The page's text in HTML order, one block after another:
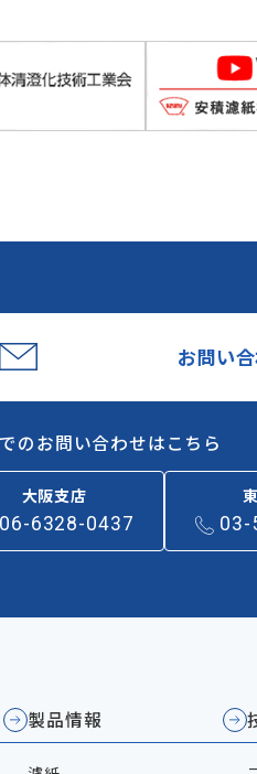
お問い
のお問い合わせはこちら
大阪支店
06-6328-0437
03-
製品情報